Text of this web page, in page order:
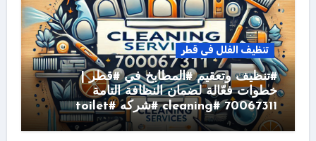
تنظيف الفلل فى قطر
#تنظيف وتعقيم #المطابخ في #قطر |
خطوات فعّالة لضمان النظافة التامة
70067311 #cleaning #شركه #toilet